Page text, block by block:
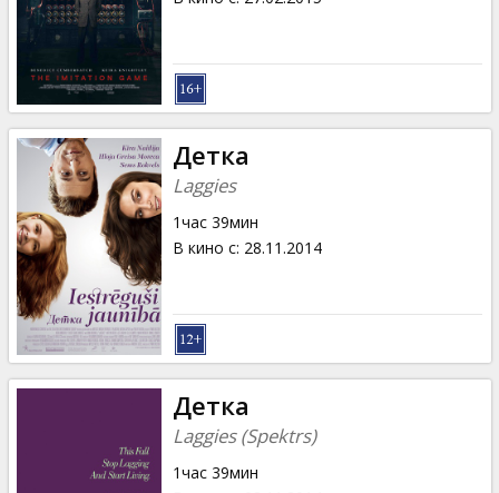
Детка
Laggies
1час 39мин
В кино с: 28.11.2014
Детка
Laggies (Spektrs)
1час 39мин